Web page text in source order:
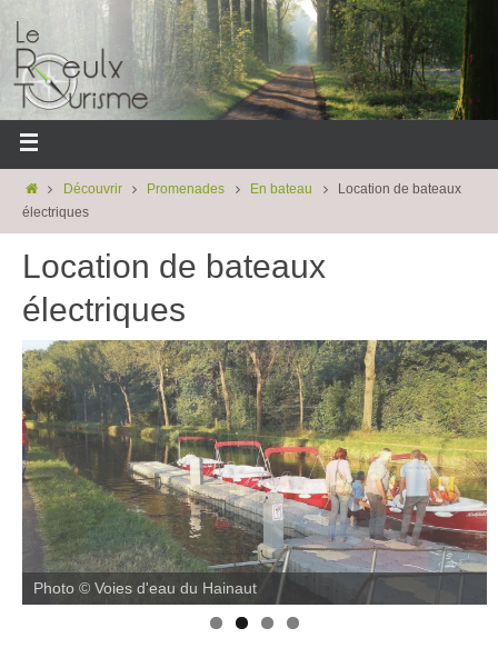
Découvrir Promenades En bateau
Location de bateaux
électriques
Location de bateaux
électriques
Photo © Voies d'eau du Hainaut